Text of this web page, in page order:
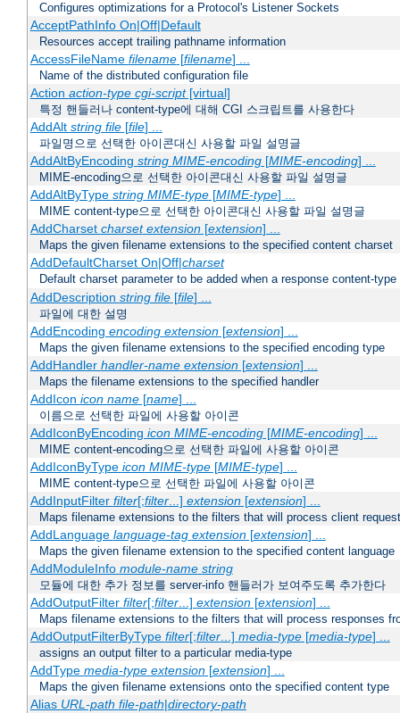
Configures optimizations for a Protocol's Listener Sockets
AcceptPathInfo On|Off|Default
Resources accept trailing pathname information
AccessFileName filename[filename] ...
Name of the distributed configuration file
Action action-type cgi-script[virtual]
특정 핸들러나 content-type에 대해 CGI 스크립트를 사용한다
AddAlt string file[file] ...
파일명으로 선택한 아이콘대신 사용할 파일 설명글
AddAltByEncoding string MIME-encoding[MIME-encoding] ...
MIME-encoding으로 선택한 아이콘대신 사용할 파일 설명글
AddAltByType string MIME-type[MIME-type] ...
MIME content-type으로 선택한 아이콘대신 사용할 파일 설명글
AddCharset charset extension[extension] ...
Maps the given filename extensions to the specified content charset
AddDefaultCharset On|Off|charset
Default charset parameter to be added when a response content-
AddDescription string file[file] ...
파일에 대한 설명
AddEncoding encoding extension[extension] ...
Maps the given filename extensions to the specified encoding type
AddHandler handler-name extension[extension] ...
Maps the filename extensions to the specified handler
AddIcon icon name[name] ...
이름으로 선택한 파일에 사용할 아이콘
AddIconByEncoding icon MIME-encoding[MIME-encoding] ...
MIME content-encoding으로 선택한 파일에 사용할 아이콘
AddIconByType icon MIME-type[MIME-type] ...
MIME content-type으로 선택한 파일에 사용할 아이콘
AddInputFilter filter[;filter...] extension[extension] ...
Maps filename extensions to the filters that will process client
AddLanguage language-tag extension[extension] ...
Maps the given filename extension to the specified content language
AddModuleInfo module-name string
모듈에 대한 추가 정보를 server-info 핸들러가 보여주도록 추가한다
AddOutputFilter filter[;filter...] extension[extension] ...
Maps filename extensions to the filters that will process responses
AddOutputFilterByType filter[;filter...] media-type[media-type] ...
assigns an output filter to a particular media-type
AddType media-type extension[extension] ...
Maps the given filename extensions onto the specified content type
Alias URL-path file-path|directory-path